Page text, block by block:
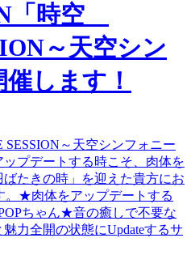
「時空
～天空シン
します！
～天空シンフォニー
プデートする時こそ、肉体を
たきの時」を迎えた貴方にお
。★肉体をアップデートする
ちゃん★音の癒しで不要な
力全開の状態にUpdateするサ